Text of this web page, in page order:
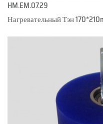
HM.EM.07.29
Нагревательный Тэн